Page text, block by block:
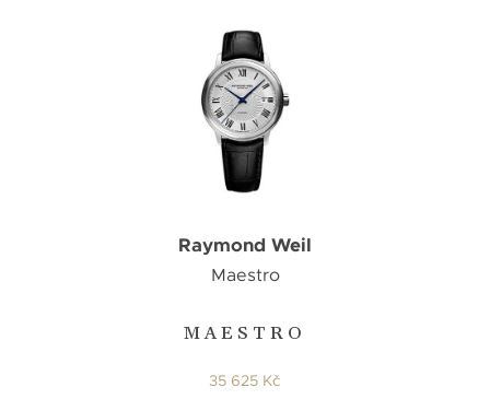
MAESTRO
Raymond Weil
Maestro
35 625 Kč